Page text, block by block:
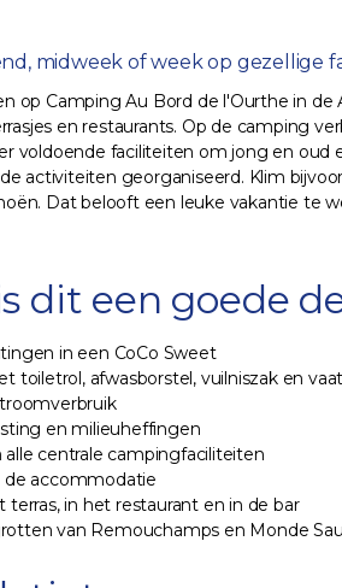
midweek of week op gezellige
op Camping Au Bord de l'Ourthe in
en restaurants. Op de camping
voldoende faciliteiten om jong en oud
activiteiten georganiseerd. Klim
Dat belooft een leuke vakantie te
dit een goede
in een CoCo Sweet
toiletrol, afwasborstel, vuilniszak en
en milieuheffingen
alle centrale campingfaciliteiten
de accommodatie
terras, in het restaurant en in de bar
van Remouchamps en Monde